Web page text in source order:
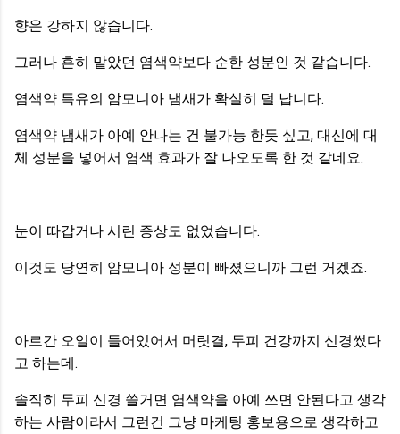
향은 강하지 않습니다.
그러나 흔히 맡았던 염색약보다 순한 성분인 것 같습니다.
염색약 특유의 암모니아 냄새가 확실히 덜 납니다.
염색약 냄새가 아예 안나는 건 불가능 한듯 싶고, 대신에 대
체 성분을 넣어서 염색 효과가 잘 나오도록 한 것 같네요.
눈이 따갑거나 시린 증상도 없었습니다.
이것도 당연히 암모니아 성분이 빠졌으니까 그런 거겠죠.
아르간 오일이 들어있어서 머릿결, 두피 건강까지 신경썼다
고 하는데.
솔직히 두피 신경 쓸거면 염색약을 아예 쓰면 안된다고 생각
하는 사람이라서 그런건 그냥 마케팅 홍보용으로 생각하고